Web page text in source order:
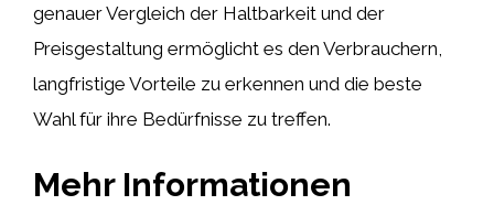
genauer Vergleich der Haltbarkeit und der
Preisgestaltung ermöglicht es den Verbrauchern,
langfristige Vorteile zu erkennen und die beste
Wahl für ihre Bedürfnisse zu treffen.
Mehr Informationen